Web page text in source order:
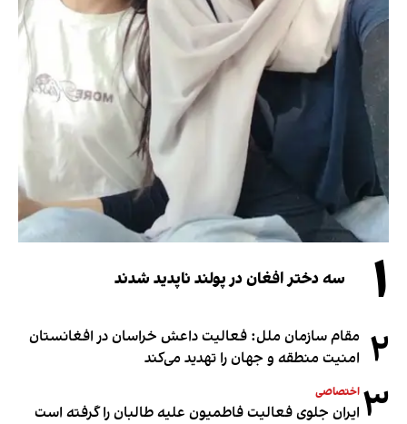
۱ سه دختر افغان در پولند ناپدید شدند
۲ مقام سازمان ملل: فعالیت داعش خراسان در افغانستان
امنیت منطقه و جهان را تهدید می‌کند
۳ اختصاصی
ایران جلوی فعالیت فاطمیون علیه طالبان را گرفته است